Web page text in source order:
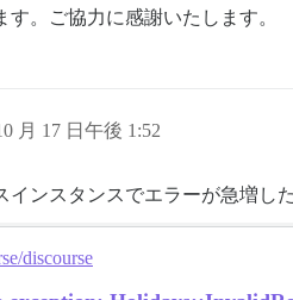
す。ご協力に感謝いたします。
月 17 日午後 1:52
インスタンスでエラーが急増し
discourse